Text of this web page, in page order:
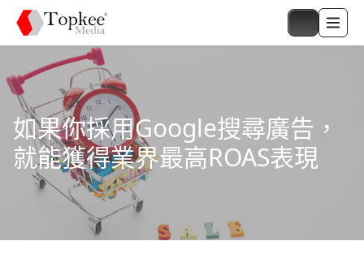
如果你採用Google搜尋廣告，
就能獲得業界最高ROAS表現